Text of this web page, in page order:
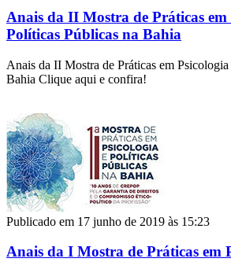
Anais da II Mostra de Práticas em
Políticas Públicas na Bahia
Anais da II Mostra de Práticas em
Bahia Clique aqui e confira!
Publicado em 17 junho de 2019 às 15:23
Anais da I Mostra de Práticas em